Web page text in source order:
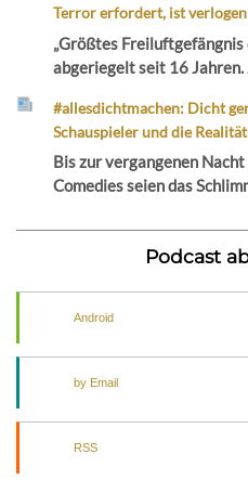
Terror erfordert, ist verlogen
„Größtes Freiluftgefängnis
abgeriegelt seit 16 Jahren.
#allesdichtmachen: Dicht
Schauspieler und die Realität
Bis zur vergangenen
Comedies seien das
Podcast
Android
by Email
RSS